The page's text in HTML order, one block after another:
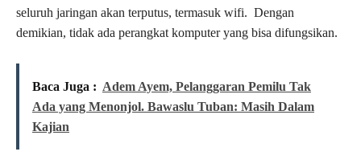
seluruh jaringan akan terputus, termasuk wifi. Dengan
demikian, tidak ada perangkat komputer yang bisa difungsikan.
Baca Juga : Adem Ayem, Pelanggaran Pemilu Tak
Ada yang Menonjol. Bawaslu Tuban: Masih Dalam
Kajian